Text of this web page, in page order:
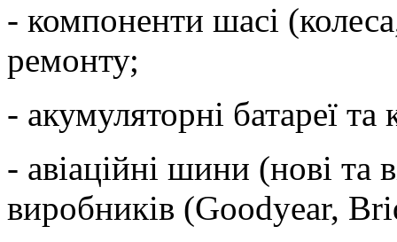
- компоненти шасі
ремонту;
- акумуляторні батареї
- авіаційні шини (нові та
виробників (Goodyear,